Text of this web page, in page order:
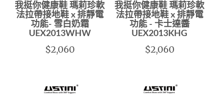
我挺你健康鞋 瑪莉珍軟
法拉帶接地鞋 x 排靜電
功能- 雪白奶霜
UEX2013WHW
$2,060
我挺你健康鞋 瑪莉珍軟
法拉帶接地鞋 x 排靜電
功能 - 卡士達醬
UEX2013KHG
$2,060